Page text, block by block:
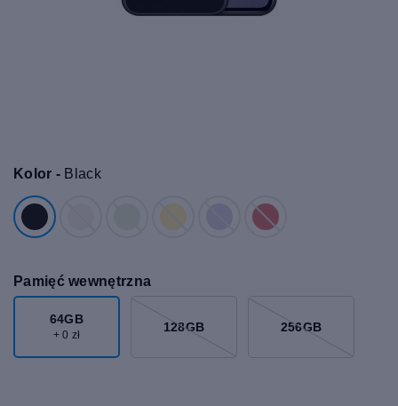
Kolor - Black
Pamięć wewnętrzna
64GB
+ 0 zł
128GB 256GB